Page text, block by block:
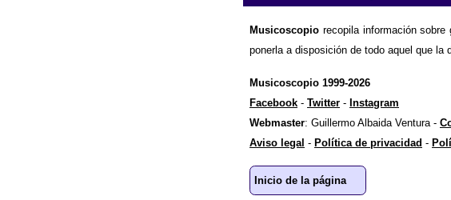
Musicoscopio recopila información
ponerla a disposición de todo aquel que la
Musicoscopio 1999-2026
Facebook - Twitter - Instagram
Webmaster: Guillermo Albaida Ventura -
Aviso legal - Política de privacidad -
Inicio de la página